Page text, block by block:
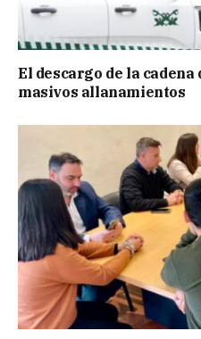
El descargo de la
masivos allanamientos